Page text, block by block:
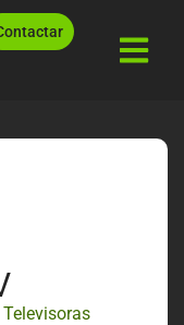
Televisoras